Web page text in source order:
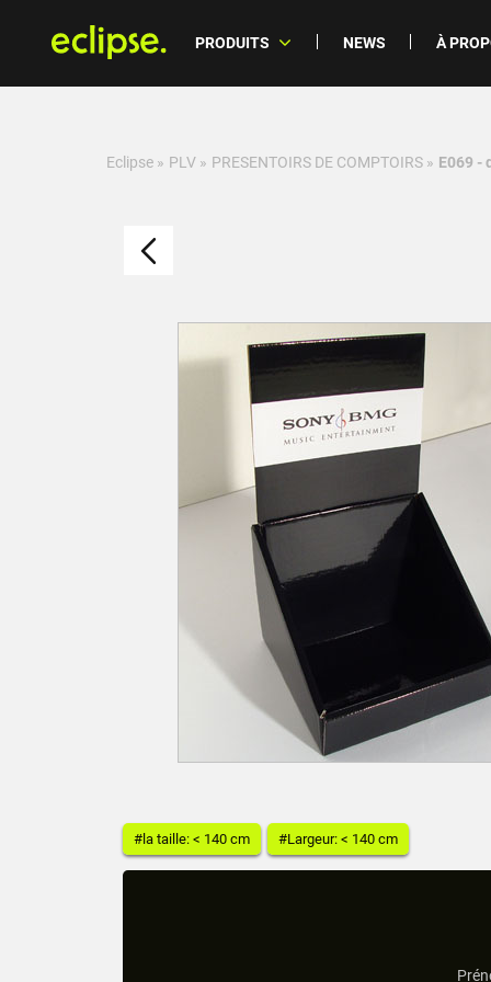
PRODUITS NEWS À
Eclipse » PLV » PRESENTOIRS DE COMPTOIRS » E069 -
#la taille: < 140 cm #Largeur: < 140 cm